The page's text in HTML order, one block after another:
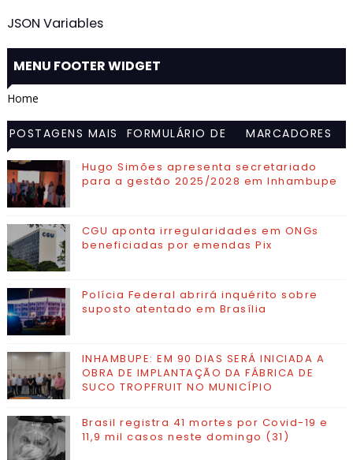
JSON Variables
MENU FOOTER WIDGET
Home
POSTAGENS MAIS
VISITADAS
FORMULÁRIO DE
MARCADORES
Hugo Simões apresenta secretariado
para a gestão 2025/2028 em Inhambupe
CGU aponta irregularidades em ONGs
beneficiadas por emendas Pix
Polícia Federal abrirá inquérito sobre
suposto atentado em Brasília
INHAMBUPE: EM 90 DIAS SERÁ INICIADA A
OBRA DE IMPLANTAÇÃO DA FÁBRICA DE
SUCO TROPFRUIT NO MUNICÍPIO
Brasil registra 41 mortes por Covid-19 e
11,9 mil casos neste domingo (31)